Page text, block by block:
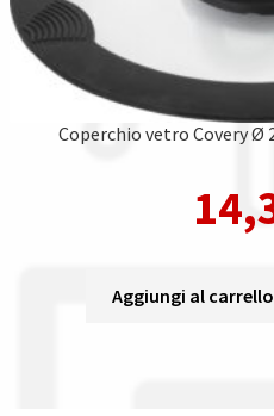
Coperchio vetro Covery Ø
Aggiungi al carrello